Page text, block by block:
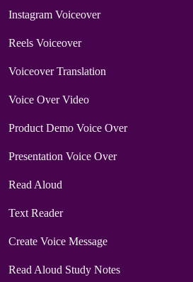
Instagram Voiceover
Reels Voiceover
Voiceover Translation
Voice Over Video
Product Demo Voice Over
Presentation Voice Over
Read Aloud
Text Reader
Create Voice Message
Read Aloud Study Notes